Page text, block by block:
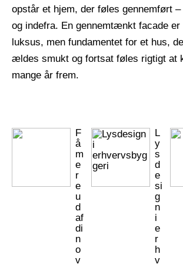
opstår et hjem, der føles gennemført
og indefra. En gennemtænkt facade
luksus, men fundamentet for et hus,
ældes smukt og fortsat føles rigtigt at
mange år frem.
F
å
m
e
r
e
u
d
af
di
n
o
v
L
y
s
d
e
si
g
n
i
e
r
h
v